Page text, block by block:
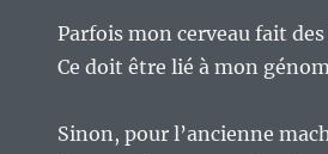
Parfois mon cerveau fait
Ce doit être lié à mon
Sinon, pour l’ancienne